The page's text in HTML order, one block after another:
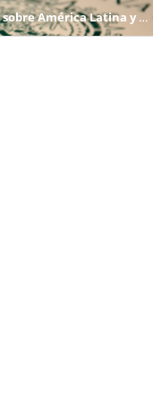
INDIANA - Estudios Antropológicos sobre América Latina y el Caribe